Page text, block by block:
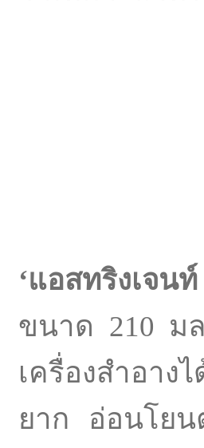
‘แอสทริงเจน
ขนาด 210 ม
เครื่องสำอา
ยาก อ่อนโย